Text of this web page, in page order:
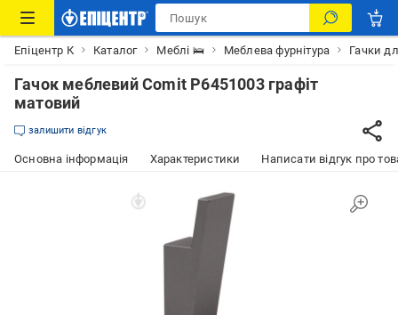
Епіцентр К Каталог Меблі 🛌 Меблева фурнітура Гачки
Гачок меблевий Comit P6451003 графіт
матовий
залишити відгук
Основна інформація Характеристики Написати відгук про